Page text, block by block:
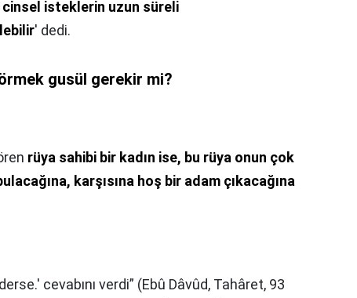
isteklerin uzun süreli
' dedi.
gusül gerekir mi?
rüya sahibi bir kadın ise, bu rüya onun çok
karşısına hoş bir adam çıkacağına
cevabını verdi” (Ebû Dâvûd, Tahâret, 93